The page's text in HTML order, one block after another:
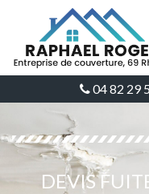
04 82 29
DEVIS